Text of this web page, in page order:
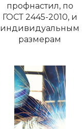
профнастил, по
ГОСТ 2445-2010, и
индивидуальным
размерам